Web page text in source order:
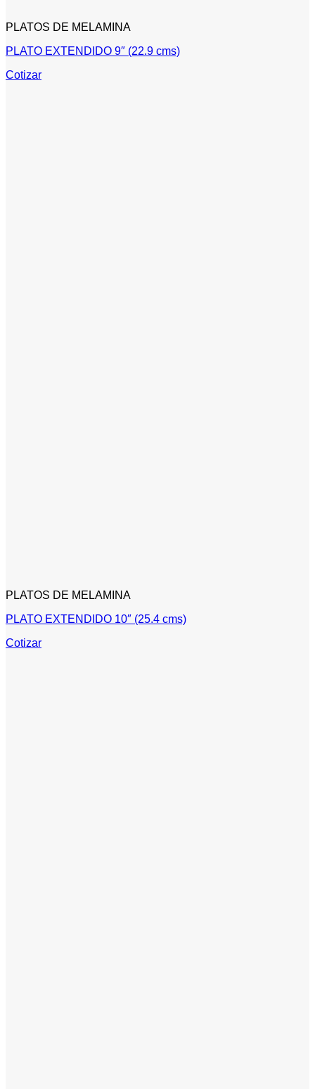
PLATOS DE MELAMINA
PLATO EXTENDIDO 9″ (22.9 cms)
Cotizar
PLATOS DE MELAMINA
PLATO EXTENDIDO 10″ (25.4 cms)
Cotizar